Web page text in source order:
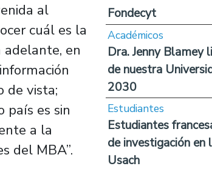
al
cuál es la
adelante, en
de vista;
país es sin
a la
del MBA”.
Fondecyt
Académicos
Dra. Jenny Blamey
de nuestra
2030
Estudiantes
Estudiantes
de investigación en
Usach